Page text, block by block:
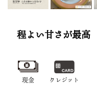
程よい甘さが最高
現金 クレジット